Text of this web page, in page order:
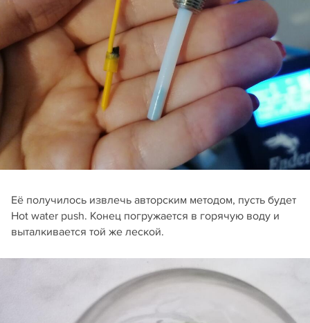
Её получилось извлечь авторским методом, пусть будет
Hot water push. Конец погружается в горячую воду и
выталкивается той же леской.